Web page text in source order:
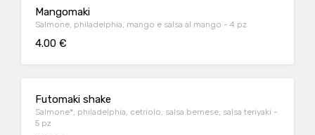
Mangomaki
Salmone, philadelphia, mango e salsa al mango - 4 pz
4.00 €
Futomaki shake
Salmone*, philadelphia, cetriolo, salsa bernese, salsa teriyaki -
5 pz